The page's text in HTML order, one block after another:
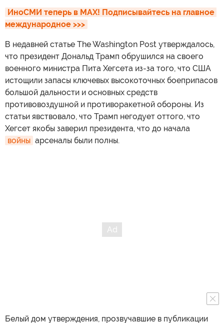
ИноСМИ теперь в MAX! Подписывайтесь на главное
международное >>>
В недавней статье The Washington Post утверждалось,
что президент Дональд Трамп обрушился на своего
военного министра Пита Хегсета из-за того, что США
истощили запасы ключевых высокоточных боеприпасов
большой дальности и основных средств
противовоздушной и противоракетной обороны. Из
статьи явствовало, что Трамп негодует оттого, что
Хегсет якобы заверил президента, что до начала
войны арсеналы были полны.
Белый дом утверждения, прозвучавшие в публикации